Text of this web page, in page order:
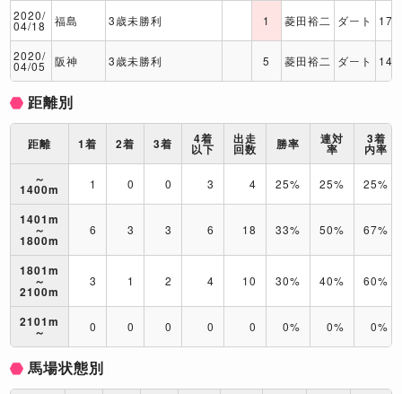
2020/
04/18 福島 3歳未勝利 1 菱田裕二 ダート
2020/
04/05 阪神 3歳未勝利 5 菱田裕二 ダート
距離別
距離 1着 2着 3着 4着
以下
出走
回数 勝率 連対
率
3着
内率
～
1400m 1 0 0 3 4 25% 25% 25%
1401m
～
1800m
6 3 3 6 18 33% 50% 67%
1801m
～
2100m
3 1 2 4 10 30% 40% 60%
2101m
～ 0 0 0 0 0 0% 0% 0%
馬場状態別